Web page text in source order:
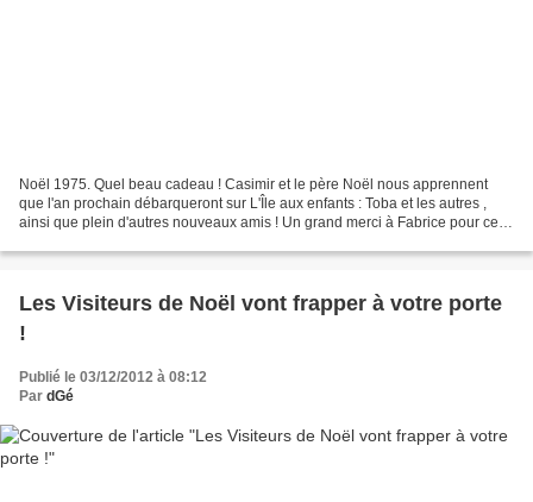
Noël 1975. Quel beau cadeau ! Casimir et le père Noël nous apprennent
que l'an prochain débarqueront sur L'Île aux enfants : Toba et les autres ,
ainsi que plein d'autres nouveaux amis ! Un grand merci à Fabrice pour ce
Les Visiteurs de Noël vont frapper à votre porte
!
Publié le 03/12/2012 à 08:12
Par dGé